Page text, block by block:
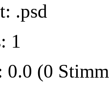
.psd
1
0.0 (0